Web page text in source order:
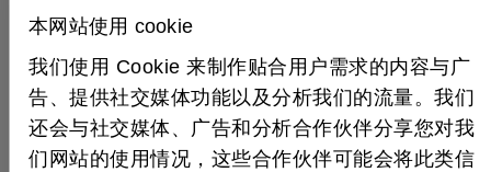
本网站使用 cookie
我们使用 Cookie 来制作贴合用户需求的内容与广
告、提供社交媒体功能以及分析我们的流量。我们
还会与社交媒体、广告和分析合作伙伴分享您对我
们网站的使用情况，这些合作伙伴可能会将此类信
应用、功能及更多内容
更多视频